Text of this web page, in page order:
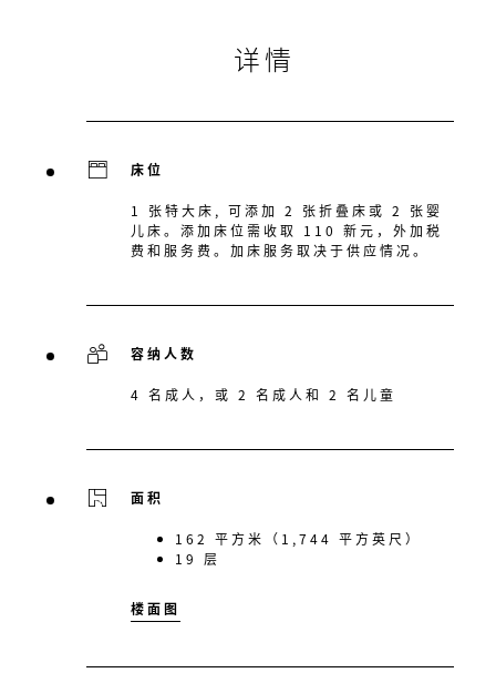
详情
床位
1 张特大床, 可添加 2 张折叠床或 2 张婴
儿床。添加床位需收取 110 新元，外加税
费和服务费。加床服务取决于供应情况。
容纳人数
4 名成人，或 2 名成人和 2 名儿童
面积
162 平方米（1,744 平方英尺）
19 层
楼面图